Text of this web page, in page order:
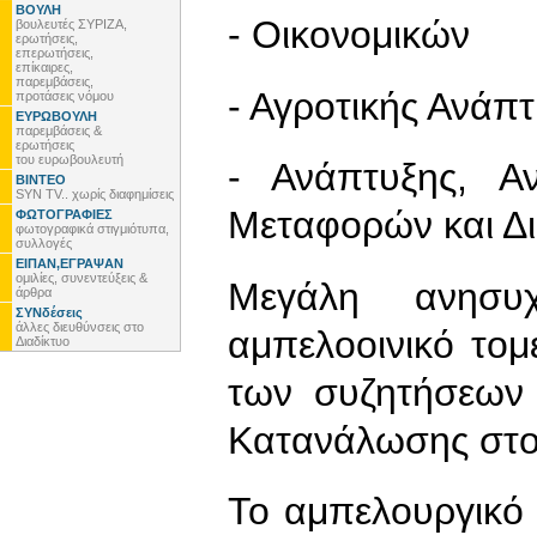
ΒΟΥΛΗ
βουλευτές ΣΥΡΙΖΑ,
ερωτήσεις,
επερωτήσεις,
επίκαιρες,
παρεμβάσεις,
προτάσεις νόμου
ΕΥΡΩΒΟΥΛΗ
παρεμβάσεις &
ερωτήσεις
του ευρωβουλευτή
ΒΙΝΤΕΟ
SYN TV.. χωρίς διαφημίσεις
ΦΩΤΟΓΡΑΦΙΕΣ
φωτογραφικά στιγμιότυπα,
συλλογές
ΕΙΠΑΝ,ΕΓΡΑΨΑΝ
ομιλίες, συνεντεύξεις &
άρθρα
ΣΥΝδέσεις
άλλες διευθύνσεις στο
Διαδίκτυο
- Οικονομικών
- Αγροτικής
- Ανάπτυξης,
Μεταφορών και
Μεγάλη
αμπελοοινικό
των συζητήσεων
Κατανάλωσης
Το αμπελουργικό